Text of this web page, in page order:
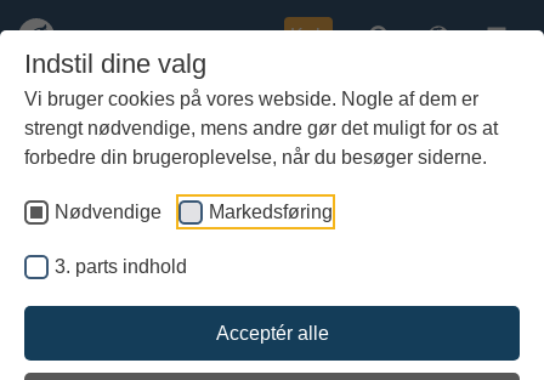
Indstil dine valg
Vi bruger cookies på vores webside. Nogle af dem er
strengt nødvendige, mens andre gør det muligt for os at
forbedre din brugeroplevelse, når du besøger siderne.
Nødvendige Markedsføring
3. parts indhold
Acceptér alle
indhold
Køb